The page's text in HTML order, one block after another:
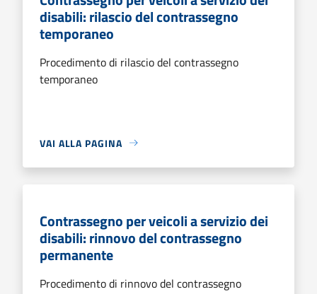
disabili: rilascio del contrassegno
temporaneo
Procedimento di rilascio del contrassegno
temporaneo
VAI ALLA PAGINA
Contrassegno per veicoli a servizio dei
disabili: rinnovo del contrassegno
permanente
Procedimento di rinnovo del contrassegno